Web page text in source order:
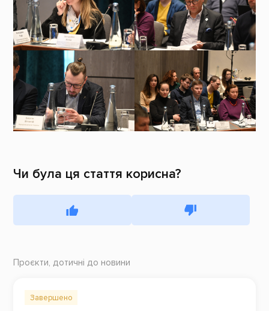
Чи була ця стаття корисна?
Проєкти, дотичні до новини
Завершено